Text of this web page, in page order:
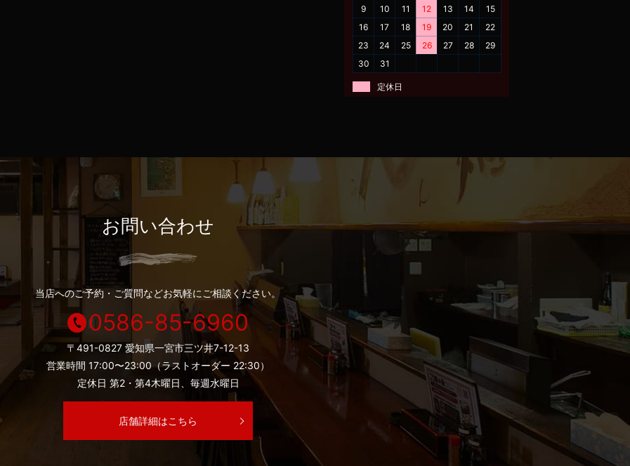
9
10 11 12 13 14
15
16
17 18 19 20 21
22
23
24 25 26 27 28
29
30
31
定休日
お問い合わせ
当店へのご予約・ご質問などお気軽にご相談ください。
0586-85-6960
〒491-0827 愛知県一宮市三ツ井7-12-13
営業時間 17:00〜23:00（ラストオーダー 22:30）
定休日 第2・第4木曜日、毎週水曜日
店舗詳細はこちら